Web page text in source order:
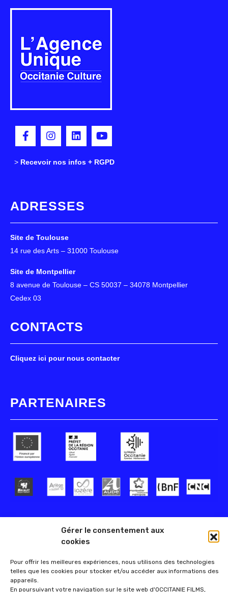
Gérer le consentement aux
cookies
Pour offrir les meilleures expériences, nous utilisons des technologies
telles que les cookies pour stocker et/ou accéder aux informations des
appareils.
En poursuivant votre navigation sur le site web d'OCCITANIE FILMS,
> Recevoir nos infos + RGPD
ADRESSES
Site de Toulouse
14 rue des Arts – 31000 Toulouse
Site de Montpellier
8 avenue de Toulouse – CS 50037 – 34078 Montpellier
Cedex 03
CONTACTS
Cliquez ici pour nous contacter
PARTENAIRES